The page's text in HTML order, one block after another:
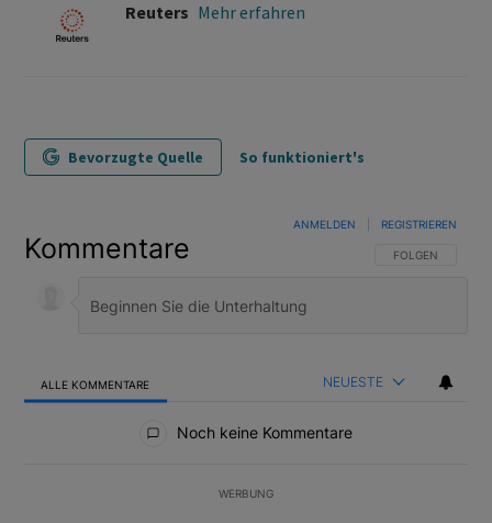
Reuters Mehr erfahren
Bevorzugte Quelle So funktioniert's
Kommentare FOLGE DIESER
FOLGEN
ANMELDEN REGISTRIEREN
ALLE KOMMENTARE NEUESTE
Noch keine Kommentare
WERBUNG